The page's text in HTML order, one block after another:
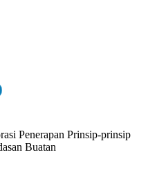
Penerapan Prinsip-prinsip
Buatan